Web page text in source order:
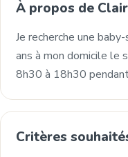
À propos de
Je recherche une
ans à mon domicile le
8h30 à 18h30
Critères